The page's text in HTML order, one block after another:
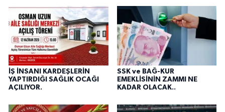
İŞ İNSANI KARDEŞLERİN
YAPTIRDIĞI SAĞLIK OCAĞI
AÇILIYOR.
SSK ve BAĞ-KUR
EMEKLİSİNİN ZAMMI NE
KADAR OLACAK..